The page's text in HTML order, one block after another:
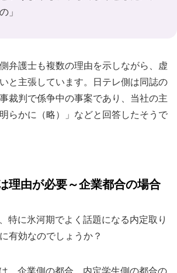
」
弁護士も複数の理由を示しながら、虚
と主張しています。日テレ側は同誌の
裁判で係争中の事案であり、当社の主
らかに（略）」などと回答したそうで
理由が必要～企業都合の場合
特に氷河期でよく話題になる内定取り
有効なのでしょうか？
、企業側の都合、内定学生側の都合の